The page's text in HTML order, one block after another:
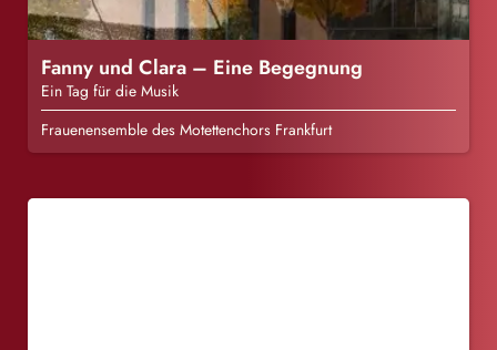
Fanny und Clara – Eine Begegnung
Ein Tag für die Musik
Frauenensemble des Motettenchors Frankfurt